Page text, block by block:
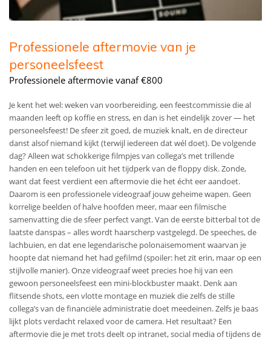
Professionele aftermovie van je
personeelsfeest
Professionele aftermovie vanaf €800
Je kent het wel: weken van voorbereiding, een feestcommissie die al
maanden leeft op koffie en stress, en dan is het eindelijk zover — het
personeelsfeest! De sfeer zit goed, de muziek knalt, en de directeur
danst alsof niemand kijkt (terwijl iedereen dat wél doet). De volgende
dag? Alleen wat schokkerige filmpjes van collega’s met trillende
handen en een telefoon uit het tijdperk van de floppy disk. Zonde,
want dat feest verdient een aftermovie die het écht eer aandoet.
Daarom is een professionele videograaf jouw geheime wapen. Geen
korrelige beelden of halve hoofden meer, maar een filmische
samenvatting die de sfeer perfect vangt. Van de eerste bitterbal tot de
laatste danspas – alles wordt haarscherp vastgelegd. De speeches, de
lachbuien, en dat ene legendarische polonaisemoment waarvan je
hoopte dat niemand het had gefilmd (spoiler: het zit erin, maar op een
stijlvolle manier). Onze videograaf weet precies hoe hij van een
gewoon personeelsfeest een mini-blockbuster maakt. Denk aan
flitsende shots, een vlotte montage en muziek die zelfs de stille
collega’s van de financiële administratie doet meedeinen. Zelfs je baas
lijkt plots verdacht relaxed voor de camera. Het resultaat? Een
aftermovie die je met trots deelt op intranet, social media of tijdens de